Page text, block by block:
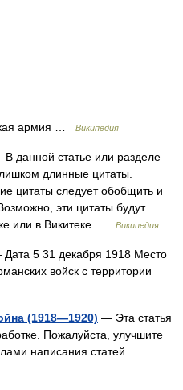
армия … Википедия
данной статье или разделе
длинные цитаты.
цитаты следует обобщить и
эти цитаты будут
или в Викитеке …
Википедия
5 31 декабря 1918 Место
войск с территории
(1918—1920) — Эта статья
Пожалуйста, улучшите
написания статей …